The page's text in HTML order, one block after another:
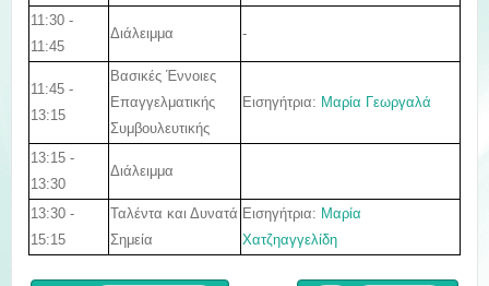
11:30 -
11:45
Διάλειμμα -
11:45 -
13:15
Βασικές Έννοιες
Επαγγελματικής
Συμβουλευτικής
Εισηγήτρια: Μαρία Γεωργαλά
13:15 -
13:30
Διάλειμμα
13:30 -
15:15
Ταλέντα και Δυνατά
Σημεία
Εισηγήτρια: Μαρία
Χατζηαγγελίδη